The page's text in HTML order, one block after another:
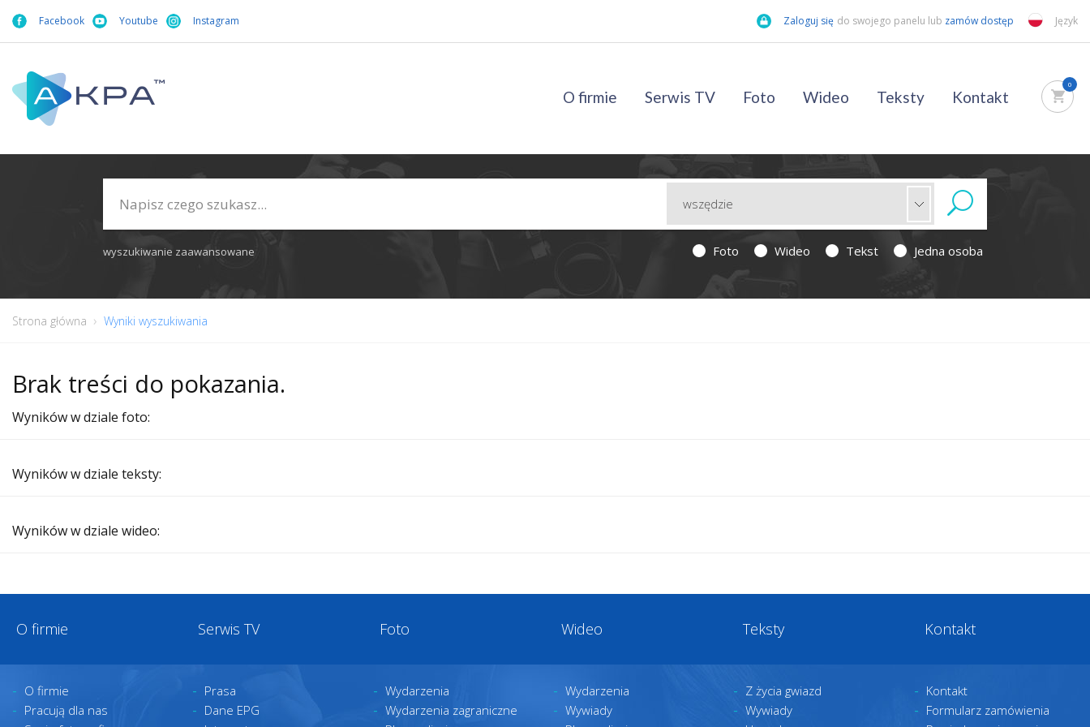
Facebook Youtube Instagram Zaloguj się do swojego panelu lub zamów dostęp Język
O firmie Serwis TV Foto Wideo Teksty Kontakt
0
wyszukiwanie zaawansowane Foto Wideo Tekst Jedna osoba
Strona główna Wyniki wyszukiwania
Brak treści do pokazania.
Wyników w dziale foto:
Wyników w dziale teksty:
Wyników w dziale wideo:
O firmie Serwis TV Foto Wideo Teksty Kontakt
O firmie
Pracują dla nas
Prasa
Dane EPG
Wydarzenia
Wydarzenia zagraniczne
Wydarzenia
Wywiady
Z życia gwiazd
Wywiady
Kontakt
Formularz zamówienia